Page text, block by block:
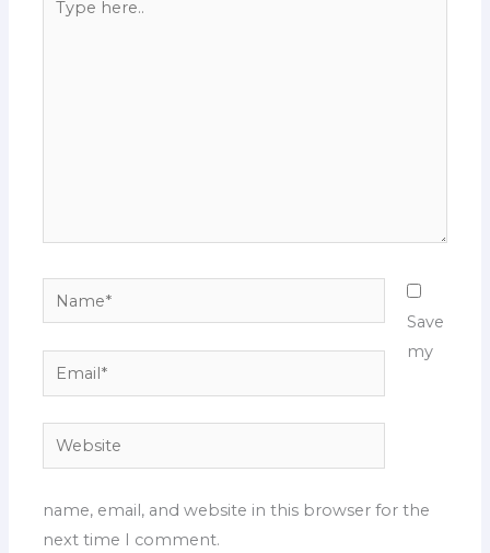
here..
Name*
Email*
Website
Save
my
name, email, and website in this browser for the
next time I comment.